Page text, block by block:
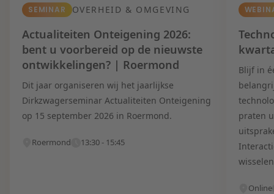
SEMINAR OVERHEID & OMGEVING
Actualiteiten Onteigening 2026:
bent u voorbereid op de nieuwste
ontwikkelingen? | Roermond
Dit jaar organiseren wij het jaarlijkse
Dirkzwagerseminar Actualiteiten Onteigening
op 15 september 2026 in Roermond.
Roermond 13:30 - 15:45
Blijf in
praten
Online